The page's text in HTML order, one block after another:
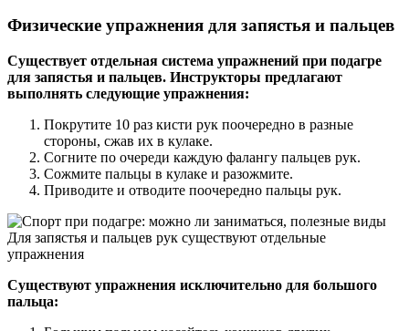
Физические упражнения для запястья и пальцев
Существует отдельная система упражнений при подагре
для запястья и пальцев. Инструкторы предлагают
выполнять следующие упражнения:
Покрутите 10 раз кисти рук поочередно в разные
стороны, сжав их в кулаке.
Согните по очереди каждую фалангу пальцев рук.
Сожмите пальцы в кулаке и разожмите.
Приводите и отводите поочередно пальцы рук.
Для запястья и пальцев рук существуют отдельные
упражнения
Существуют упражнения исключительно для большого
пальца: